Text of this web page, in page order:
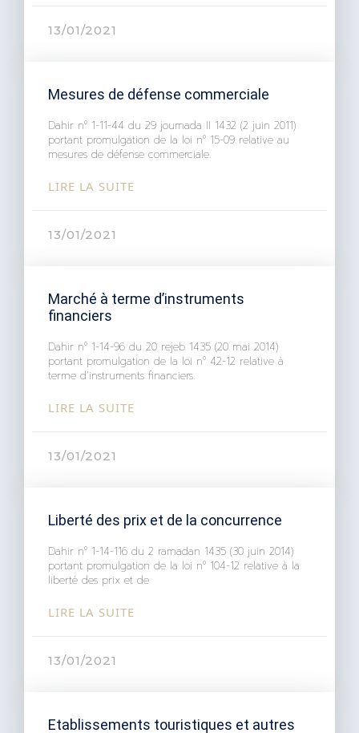
13/01/2021
Mesures de défense commerciale
Dahir n° 1-11-44 du 29 joumada II 1432 (2 juin 2011)
portant promulgation de la loi n° 15-09 relative au
mesures de défense commerciale.
LIRE LA SUITE
13/01/2021
Marché à terme d’instruments
financiers
Dahir n° 1-14-96 du 20 rejeb 1435 (20 mai 2014)
portant promulgation de la loi n° 42-12 relative à
terme d’instruments financiers.
LIRE LA SUITE
13/01/2021
Liberté des prix et de la concurrence
Dahir n° 1-14-116 du 2 ramadan 1435 (30 juin 2014)
portant promulgation de la loi n° 104-12 relative à la
liberté des prix et de
LIRE LA SUITE
13/01/2021
Etablissements touristiques et autres